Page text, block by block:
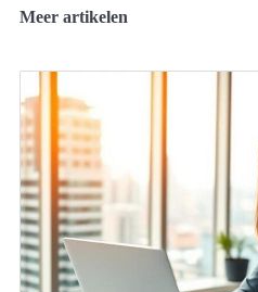
Meer artikelen